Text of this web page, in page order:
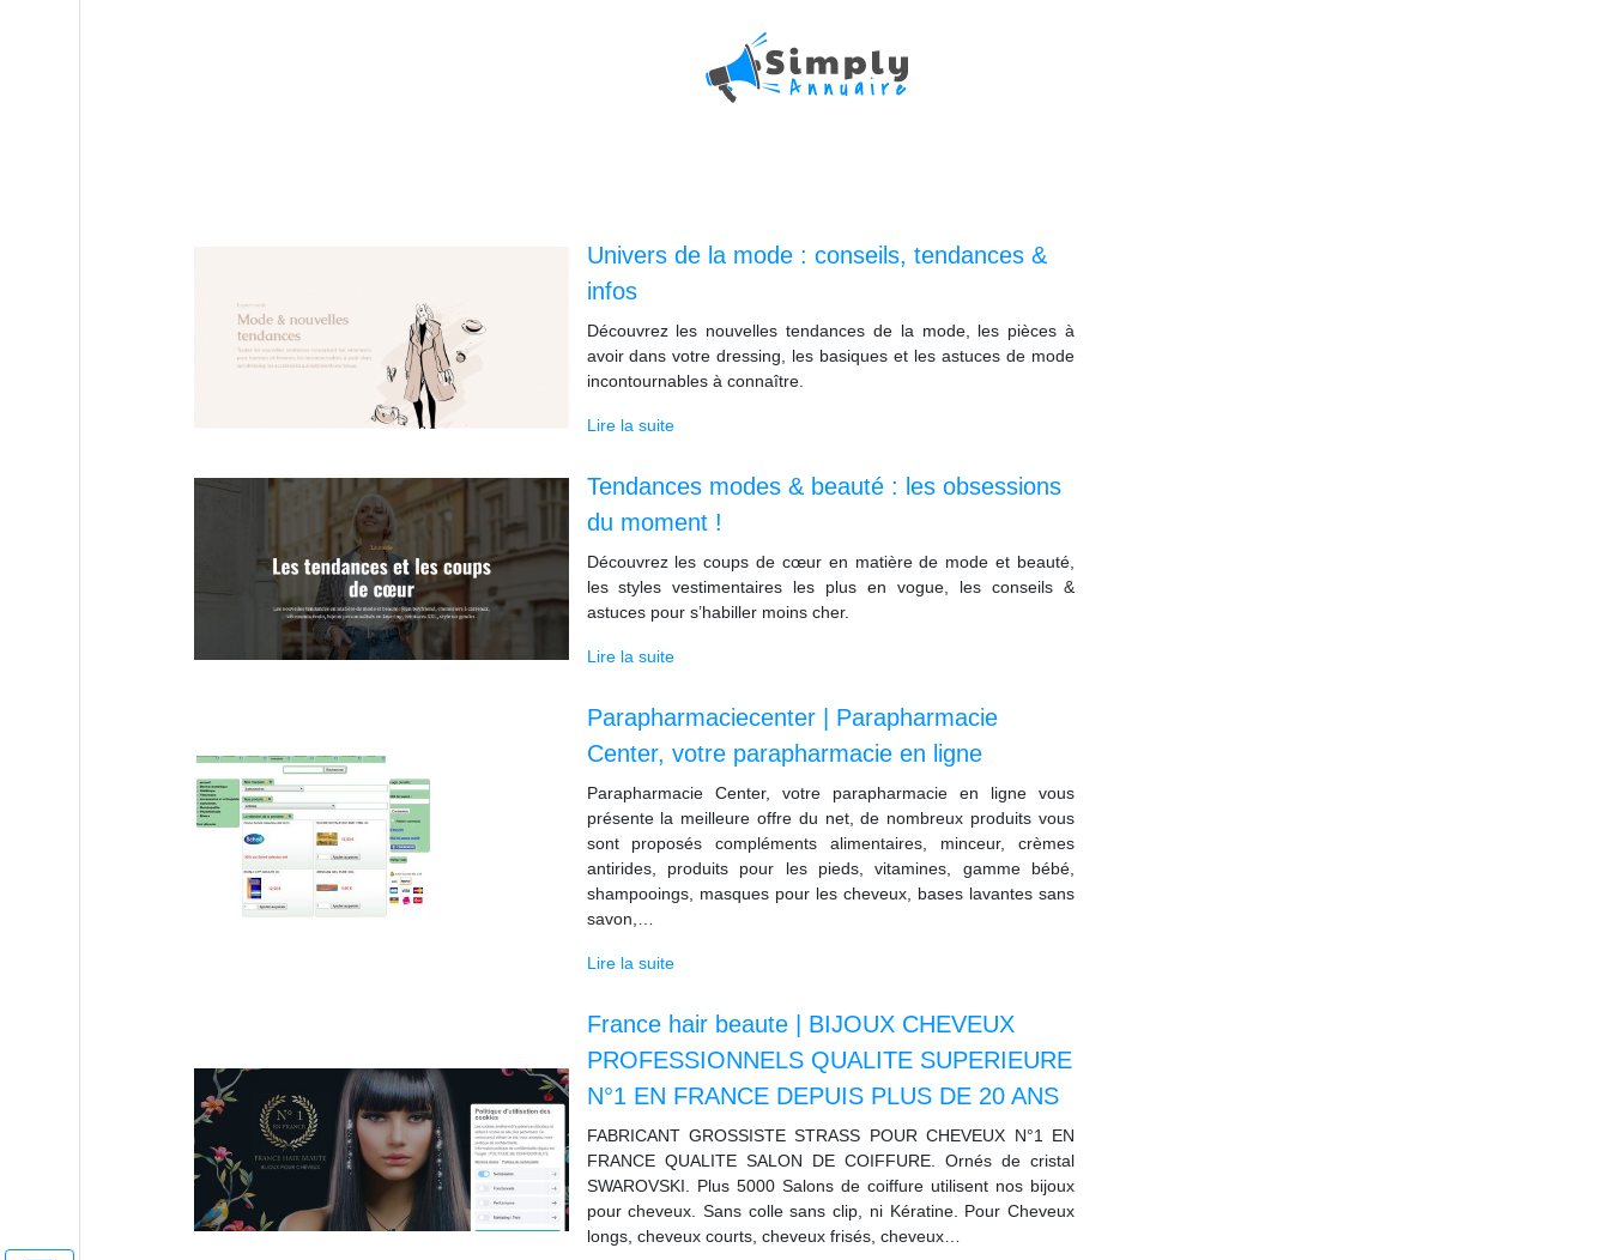
Shopping & beauté
Univers de la mode : conseils, tendances &
infos
Découvrez les nouvelles tendances de la mode, les pièces à
avoir dans votre dressing, les basiques et les astuces de mode
incontournables à connaître.
Lire la suite
Tendances modes & beauté : les obsessions
du moment !
Découvrez les coups de cœur en matière de mode et beauté,
les styles vestimentaires les plus en vogue, les conseils &
astuces pour s’habiller moins cher.
Lire la suite
Parap­harmacie­cen­ter | Parap­har­ma­cie
Center, votre parap­har­ma­cie en ligne
Parapharmacie Center, votre parapharmacie en ligne vous
présente la meilleure offre du net, de nombreux produits vous
sont proposés compléments alimentaires, minceur, crèmes
antirides, produits pour les pieds, vitamines, gamme bébé,
shampooings, masques pour les cheveux, bases lavantes sans
savon,…
Lire la suite
France hair beaute | BIJOUX CHEVEUX
PROFES­SIONNELS QUALITE SUPERIEURE
N°1 EN FRANCE DEPUIS PLUS DE 20 ANS
FABRICANT GROSSISTE STRASS POUR CHEVEUX N°1 EN
FRANCE QUALITE SALON DE COIFFURE. Ornés de cristal
SWAROVSKI. Plus 5000 Salons de coiffure utilisent nos bijoux
pour cheveux. Sans colle sans clip, ni Kératine. Pour Cheveux
longs, cheveux courts, cheveux frisés, cheveux…